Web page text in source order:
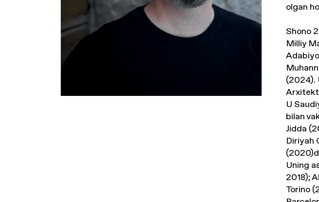
olgan
Shono
Milliy
(2024).
U
bilan
Jidda
Diriyah
Uning
2018);
Torino